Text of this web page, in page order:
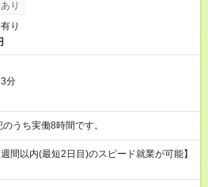
り
り
分
※表記のうち実働8時間です。
間以内(最短2日目)のスピード就業が可能】